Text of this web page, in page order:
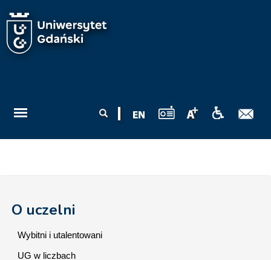
wyszukiwania
O uczelni
Wybitni i utalentowani
UG w liczbach